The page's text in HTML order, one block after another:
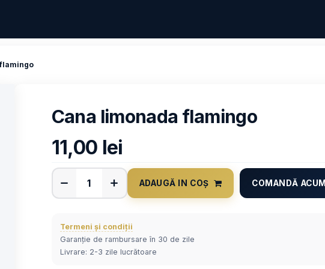
Cana limonada flamingo
11,00 lei
ADAUGĂ IN COȘ COMANDĂ ACUM
Termeni și condiții
Garanție de rambursare în 30 de zile
Livrare: 2-3 zile lucrătoare